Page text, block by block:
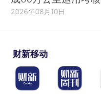
2026年08月10日
财新移动